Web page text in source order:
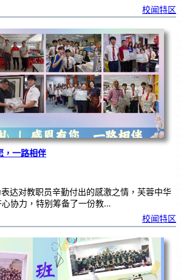
校闻特区
，一路相伴
达对教职员辛勤付出的感激之情，芙蓉中华
协力，特别筹备了一份教…
校闻特区